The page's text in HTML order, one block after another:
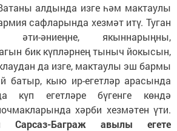
алдында изге һәм мактаулы
сафларында хезмәт итү. Туган
әти-әниеңне, якыннарыңны,
бик күпләрнең тыныч йокысын,
да изге, мактаулы эш бармы
батыр, кыю ир-егетләр арасында
күп егетләре бүгенге көндә
хәрби хезмәтен үти.
Сарсаз-Баграж авылы егете